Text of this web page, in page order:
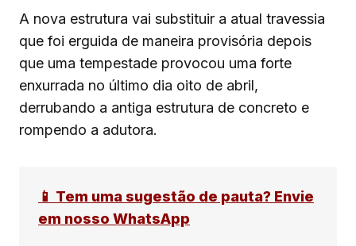
A nova estrutura vai substituir a atual travessia
que foi erguida de maneira provisória depois
que uma tempestade provocou uma forte
enxurrada no último dia oito de abril,
derrubando a antiga estrutura de concreto e
rompendo a adutora.
📱 Tem uma sugestão de pauta? Envie
em nosso WhatsApp